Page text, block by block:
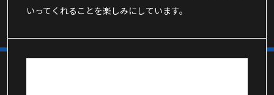
いってくれることを楽しみにしています。